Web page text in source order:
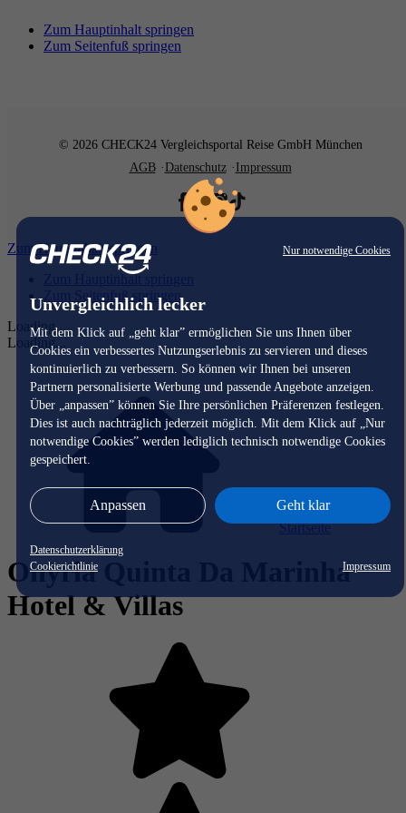
Nur notwendige Cookies
Unvergleichlich lecker
Mit dem Klick auf „geht klar” ermöglichen Sie uns Ihnen über
Cookies ein verbessertes Nutzungserlebnis zu servieren und dieses
kontinuierlich zu verbessern. So können wir Ihnen bei unseren
Partnern personalisierte Werbung und passende Angebote anzeigen.
Über „anpassen” können Sie Ihre persönlichen Präferenzen festlegen.
Dies ist auch nachträglich jederzeit möglich. Mit dem Klick auf „Nur
notwendige Cookies” werden lediglich technisch notwendige Cookies
gespeichert.
Anpassen Geht klar
Datenschutzerklärung
Cookierichtlinie
Impressum
Zum Hauptinhalt springen
Zum Seitenfuß springen
© 2026 CHECK24 Vergleichsportal Reise GmbH München
AGB
Datenschutz Impressum
Zum Hauptinhalt springen
Zum Hauptinhalt springen
Zum Seitenfuß springen
Loading...
Loading...
Startseite
Onyria Quinta Da Marinha
Hotel & Villas